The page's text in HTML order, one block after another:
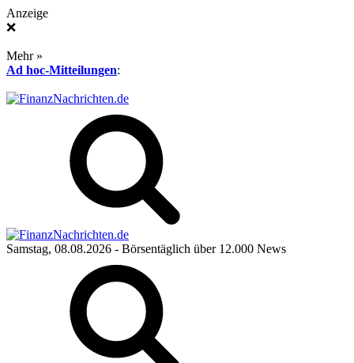
Anzeige
❌
Mehr »
Ad hoc-Mitteilungen:
Samstag, 08.08.2026 - Börsentäglich über 12.000 News